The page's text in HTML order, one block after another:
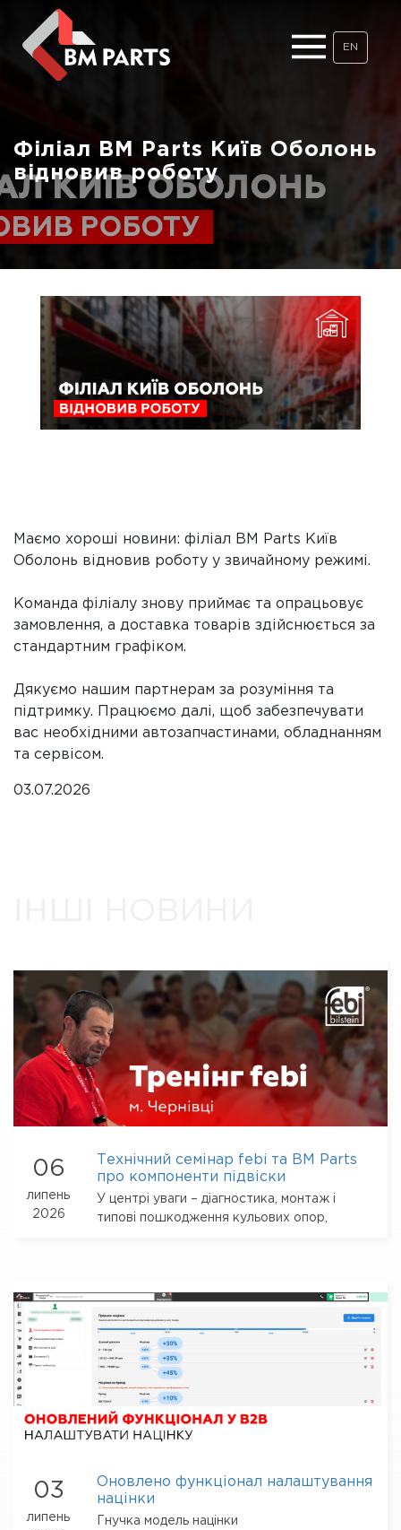
EN
Філіал BM Parts Київ Оболонь
відновив роботу
Маємо хороші новини: філіал BM Parts Київ
Оболонь відновив роботу у звичайному режимі.
Команда філіалу знову приймає та опрацьовує
замовлення, а доставка товарів здійснюється за
стандартним графіком.
Дякуємо нашим партнерам за розуміння та
підтримку. Працюємо далі, щоб забезпечувати
вас необхідними автозапчастинами, обладнанням
та сервісом.
03.07.2026
06
липень
2026
Технічний семінар febi та BM Parts
про компоненти підвіски
У центрі уваги – діагностика, монтаж і
типові пошкодження кульових опор,
03
липень
Оновлено функціонал налаштування
націнки
Гнучка модель націнки